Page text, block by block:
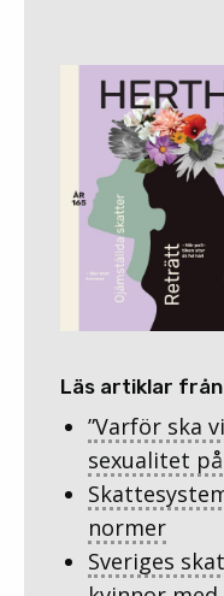
Läs artiklar
”Varför ska
sexualitet på
normer
Sveriges